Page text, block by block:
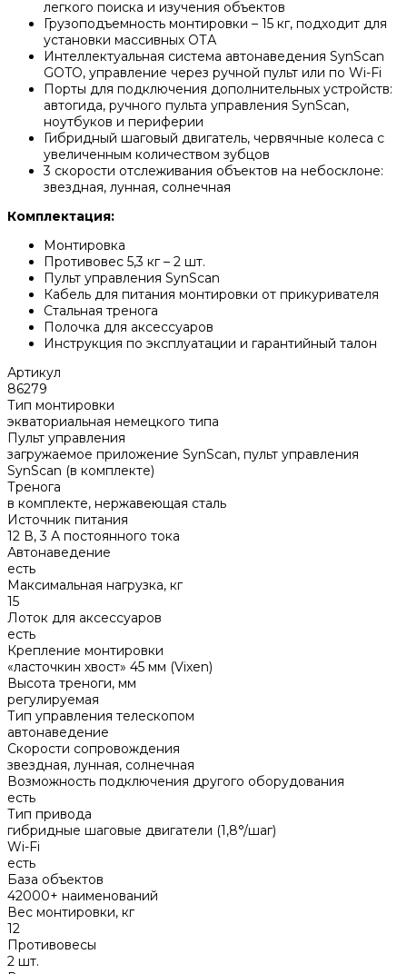
легкого поиска и изучения объектов
Грузоподъемность монтировки – 15 кг, подходит для
установки массивных ОТА
Интеллектуальная система автонаведения SynScan
GOTO, управление через ручной пульт или по Wi-Fi
Порты для подключения дополнительных устройств:
автогида, ручного пульта управления SynScan,
ноутбуков и периферии
Гибридный шаговый двигатель, червячные колеса с
увеличенным количеством зубцов
3 скорости отслеживания объектов на небосклоне:
звездная, лунная, солнечная
Комплектация:
Монтировка
Противовес 5,3 кг – 2 шт.
Пульт управления SynScan
Кабель для питания монтировки от прикуривателя
Стальная тренога
Полочка для аксессуаров
Инструкция по эксплуатации и гарантийный талон
Артикул
86279
Тип монтировки
экваториальная немецкого типа
Пульт управления
загружаемое приложение SynScan, пульт управления
SynScan (в комплекте)
Тренога
в комплекте, нержавеющая сталь
Источник питания
12 В, 3 А постоянного тока
Автонаведение
есть
Максимальная нагрузка, кг
15
Лоток для аксессуаров
есть
Крепление монтировки
«ласточкин хвост» 45 мм (Vixen)
Высота треноги, мм
регулируемая
Тип управления телескопом
автонаведение
Скорости сопровождения
звездная, лунная, солнечная
Возможность подключения другого оборудования
есть
Тип привода
гибридные шаговые двигатели (1,8°/шаг)
Wi-Fi
есть
База объектов
42000+ наименований
Вес монтировки, кг
12
Противовесы
2 шт.